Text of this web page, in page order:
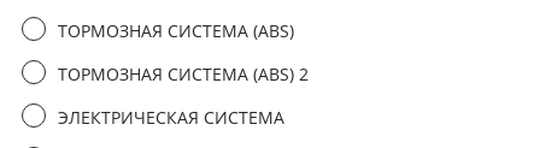
ТОРМОЗНАЯ СИСТЕМА (ABS)
ТОРМОЗНАЯ СИСТЕМА (ABS) 2
ЭЛЕКТРИЧЕСКАЯ СИСТЕМА